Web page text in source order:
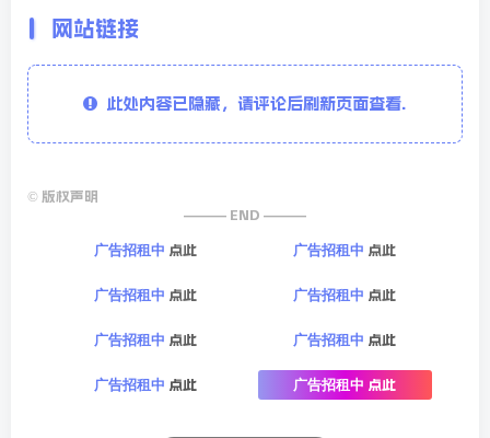
网站链接
此处内容已隐藏，请评论后刷新页面查看.
© 版权声明
——— END ———
广告招租中 点此 广告招租中 点此
广告招租中 点此 广告招租中 点此
广告招租中 点此 广告招租中 点此
广告招租中 点此 广告招租中 点此